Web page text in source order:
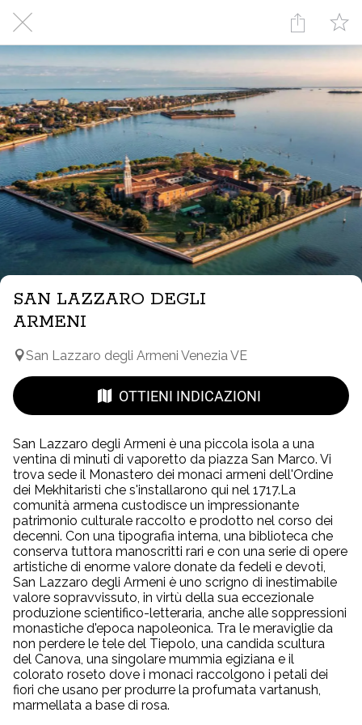
SAN LAZZARO DEGLI
ARMENI
San Lazzaro degli Armeni Venezia VE
OTTIENI INDICAZIONI
San Lazzaro degli Armeni è una piccola isola a una
ventina di minuti di vaporetto da piazza San Marco. Vi
trova sede il Monastero dei monaci armeni dell'Ordine
dei Mekhitaristi che s'installarono qui nel 1717.La
comunità armena custodisce un impressionante
patrimonio culturale raccolto e prodotto nel corso dei
decenni. Con una tipografia interna, una biblioteca che
conserva tuttora manoscritti rari e con una serie di opere
artistiche di enorme valore donate da fedeli e devoti,
San Lazzaro degli Armeni è uno scrigno di inestimabile
valore sopravvissuto, in virtù della sua eccezionale
produzione scientifico-letteraria, anche alle soppressioni
monastiche d'epoca napoleonica. Tra le meraviglie da
non perdere le tele del Tiepolo, una candida scultura
del Canova, una singolare mummia egiziana e il
colorato roseto dove i monaci raccolgono i petali dei
fiori che usano per produrre la profumata vartanush,
marmellata a base di rosa.